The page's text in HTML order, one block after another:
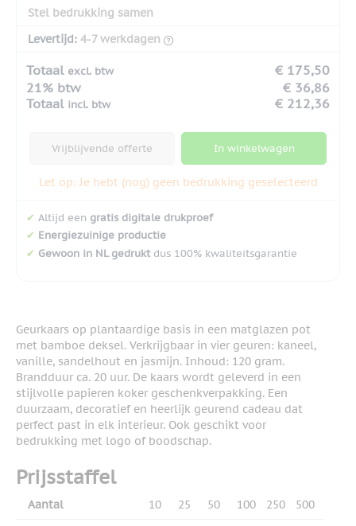
Stel bedrukking samen
Levertijd: 4-7 werkdagen
Totaal excl. btw
€ 175,50
21% btw
€ 36,86
Totaal incl. btw € 212,36
Vrijblijvende offerte In winkelwagen
Let op: Je hebt (nog) geen bedrukking geselecteerd
✔ Altijd een gratis digitale drukproef
✔ Energiezuinige productie
✔ Gewoon in NL gedruktdus 100% kwaliteitsgarantie
Geurkaars op plantaardige basis in een matglazen pot
met bamboe deksel. Verkrijgbaar in vier geuren: kaneel,
vanille, sandelhout en jasmijn. Inhoud: 120 gram.
Brandduur ca. 20 uur. De kaars wordt geleverd in een
stijlvolle papieren koker geschenkverpakking. Een
duurzaam, decoratief en heerlijk geurend cadeau dat
perfect past in elk interieur. Ook geschikt voor
bedrukking met logo of boodschap.
Prijsstaffel
Aantal 10 25 50 100 250 500